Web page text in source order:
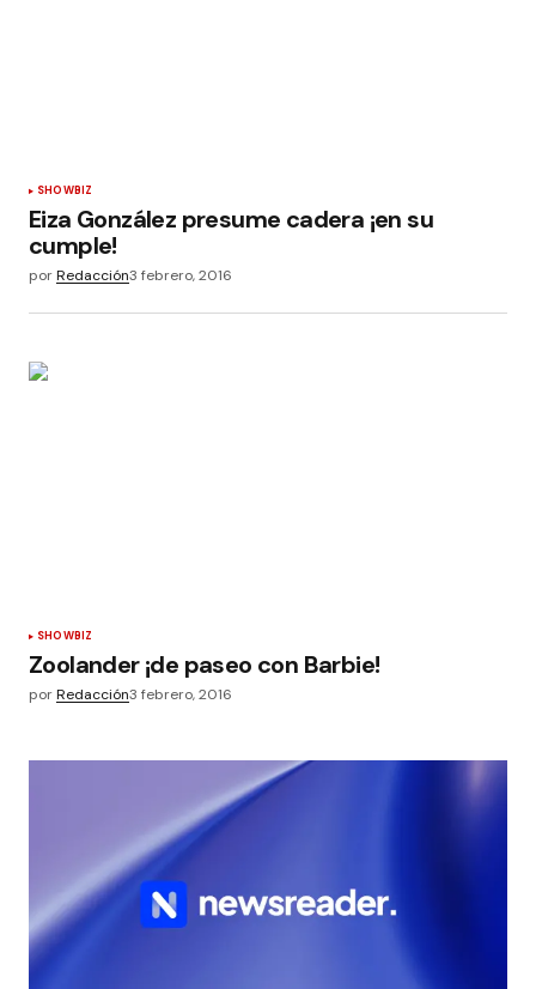
SHOWBIZ
Eiza González presume cadera ¡en su
cumple!
porRedacción3 febrero, 2016
SHOWBIZ
Zoolander ¡de paseo con Barbie!
porRedacción3 febrero, 2016